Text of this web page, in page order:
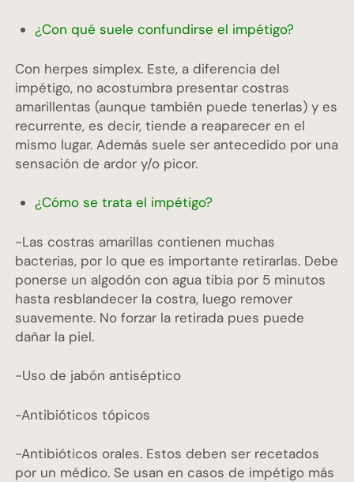
¿Con qué suele confundirse el impétigo?
Con herpes simplex. Este, a diferencia del
impétigo, no acostumbra presentar costras
amarillentas (aunque también puede tenerlas) y es
recurrente, es decir, tiende a reaparecer en el
mismo lugar. Además suele ser antecedido por una
sensación de ardor y/o picor.
¿Cómo se trata el impétigo?
-Las costras amarillas contienen muchas
bacterias, por lo que es importante retirarlas. Debe
ponerse un algodón con agua tibia por 5 minutos
hasta resblandecer la costra, luego remover
suavemente. No forzar la retirada pues puede
dañar la piel.
-Uso de jabón antiséptico
-Antibióticos tópicos
-Antibióticos orales. Estos deben ser recetados
por un médico. Se usan en casos de impétigo más